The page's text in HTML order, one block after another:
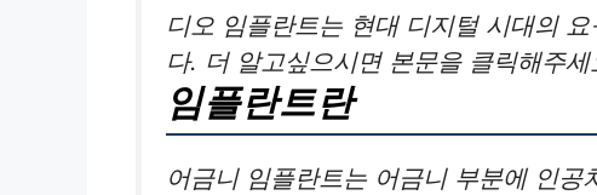
디오 임플란트는 현대 디지털 시대의
다. 더 알고싶으시면 본문을 클릭해주세
임플란트란
어금니 임플란트는 어금니 부분에 인